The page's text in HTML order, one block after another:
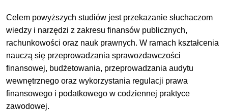
Celem powyższych studiów jest przekazanie słuchaczom
wiedzy i narzędzi z zakresu finansów publicznych,
rachunkowości oraz nauk prawnych. W ramach kształcenia
nauczą się przeprowadzania sprawozdawczości
finansowej, budżetowania, przeprowadzania audytu
wewnętrznego oraz wykorzystania regulacji prawa
finansowego i podatkowego w codziennej praktyce
zawodowej.